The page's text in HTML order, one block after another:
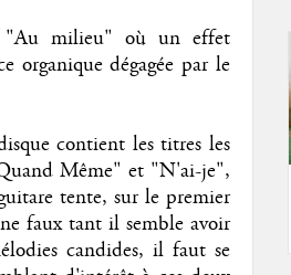
"Au milieu" où un effet
organique dégagée par le
contient les titres les
Même" et "N'ai-je",
tente, sur le premier
faux tant il semble avoir
candides, il faut se